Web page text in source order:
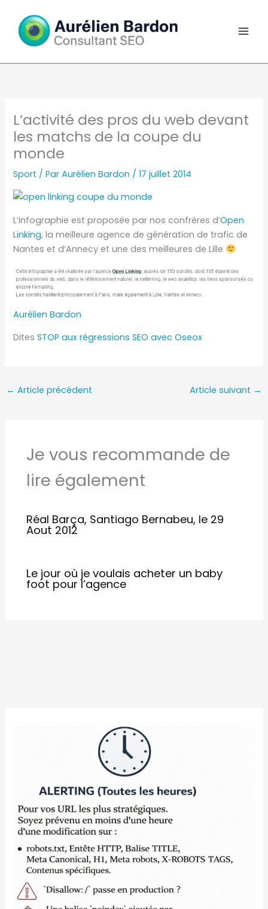
contenu
L’activité des pros du web devant
les matchs de la coupe du
monde
Sport / ParAurélien Bardon /17 juillet 2014
L’infographie est proposée par nos confrères d’Open
Linking, la meilleure agence de génération de trafic de
Nantes et d’Annecy et une des meilleures de Lille
Aurélien Bardon
DitesSTOP aux régressions SEO avec Oseox
← Article précédent Article suivant →
Je vous recommande de
lire également
Réal Barça, Santiago Bernabeu, le 29
Aout 2012
Le jour où je voulais acheter un baby
foot pour l’agence